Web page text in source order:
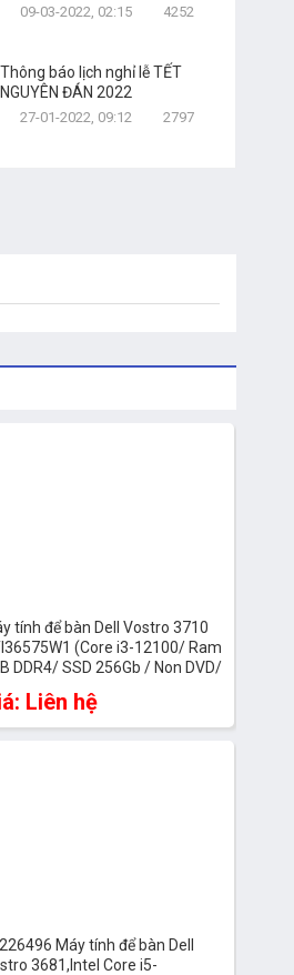
09-03-2022, 02:15 4252
Thông báo lịch nghỉ lễ TẾT
NGUYÊN ĐÁN 2022
27-01-2022, 09:12 2797
tính để bàn Dell Vostro 3710
(Core i3-12100/ Ram
DDR4/ SSD 256Gb / Non DVD/
Office Home and Student
Liên hệ
Máy tính để bàn Dell
3681,Intel Core i5-